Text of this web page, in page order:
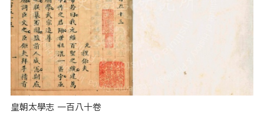
皇朝太學志 一百八十卷